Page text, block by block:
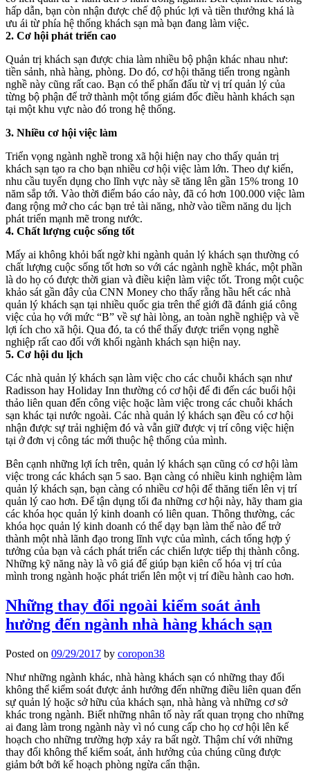
hấp dẫn, bạn còn nhận được chế độ phúc lợi và tiền thưởng khá là
ưu ái từ phía hệ thống khách sạn mà bạn đang làm việc.
2. Cơ hội phát triển cao
Quản trị khách sạn được chia làm nhiều bộ phận khác nhau như:
tiền sảnh, nhà hàng, phòng. Do đó, cơ hội thăng tiến trong ngành
nghề này cũng rất cao. Bạn có thể phấn đấu từ vị trí quản lý của
từng bộ phận để trở thành một tổng giám đốc điều hành khách sạn
tại một khu vực nào đó trong hệ thống.
3. Nhiều cơ hội việc làm
Triển vọng ngành nghề trong xã hội hiện nay cho thấy quản trị
khách sạn tạo ra cho bạn nhiều cơ hội việc làm lớn. Theo dự kiến,
nhu cầu tuyển dụng cho lĩnh vực này sẽ tăng lên gần 15% trong 10
năm sắp tới. Vào thời điểm báo cáo này, đã có hơn 100.000 việc làm
đang rộng mở cho các bạn trẻ tài năng, nhờ vào tiềm năng du lịch
phát triển mạnh mẽ trong nước.
4. Chất lượng cuộc sống tốt
Mấy ai không khỏi bất ngờ khi ngành quản lý khách sạn thường có
chất lượng cuộc sống tốt hơn so với các ngành nghề khác, một phần
là do họ có được thời gian và điều kiện làm việc tốt. Trong một cuộc
khảo sát gần đây của CNN Money cho thấy rằng hầu hết các nhà
quản lý khách sạn tại nhiều quốc gia trên thế giới đã đánh giá công
việc của họ với mức “B” về sự hài lòng, an toàn nghề nghiệp và về
lợi ích cho xã hội. Qua đó, ta có thể thấy được triển vọng nghề
nghiệp rất cao đối với khối ngành khách sạn hiện nay.
5. Cơ hội du lịch
Các nhà quản lý khách sạn làm việc cho các chuỗi khách sạn như
Radisson hay Holiday Inn thường có cơ hội để đi đến các buổi hội
thảo liên quan đến công việc hoặc làm việc trong các chuỗi khách
sạn khác tại nước ngoài. Các nhà quản lý khách sạn đều có cơ hội
nhận được sự trải nghiệm đó và vẫn giữ được vị trí công việc hiện
tại ở đơn vị công tác mới thuộc hệ thống của mình.
Bên cạnh những lợi ích trên, quản lý khách sạn cũng có cơ hội làm
việc trong các khách sạn 5 sao. Bạn càng có nhiều kinh nghiệm làm
quản lý khách sạn, bạn càng có nhiều cơ hội để thăng tiến lên vị trí
quản lý cao hơn. Để tận dụng tối đa những cơ hội này, hãy tham gia
các khóa học quản lý kinh doanh có liên quan. Thông thường, các
khóa học quản lý kinh doanh có thể dạy bạn làm thế nào để trở
thành một nhà lãnh đạo trong lĩnh vực của mình, cách tổng hợp ý
tưởng của bạn và cách phát triển các chiến lược tiếp thị thành công.
Những kỹ năng này là vô giá để giúp bạn kiên cố hóa vị trí của
mình trong ngành hoặc phát triển lên một vị trí điều hành cao hơn.
Những thay đổi ngoài kiểm soát ảnh
hưởng đến ngành nhà hàng khách sạn
Posted on 09/29/2017 by coropon38
Như những ngành khác, nhà hàng khách sạn có những thay đổi
không thể kiểm soát được ảnh hưởng đến những điều liên quan đến
sự quản lý hoặc sở hữu của khách sạn, nhà hàng và những cơ sở
khác trong ngành. Biết những nhân tố này rất quan trọng cho những
ai đang làm trong ngành này vì nó cung cấp cho họ cơ hội lên kế
hoạch cho những trường hợp xảy ra bất ngờ. Thậm chí với những
thay đổi không thể kiểm soát, ảnh hưởng của chúng cũng được
giảm bớt bởi kế hoạch phòng ngừa cẩn thận.